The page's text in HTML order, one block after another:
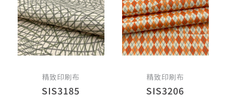
精致印刷布
SIS3185
精致印刷布
SIS3206